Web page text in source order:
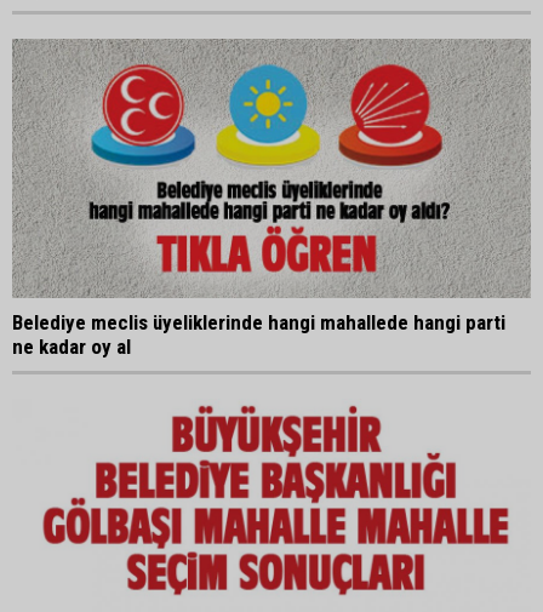
Belediye meclis üyeliklerinde hangi mahallede hangi parti
ne kadar oy al